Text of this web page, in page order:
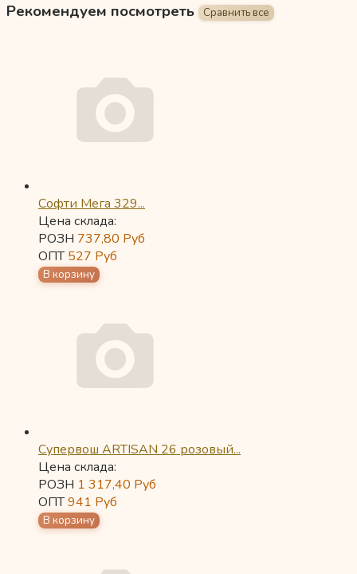
Рекомендуем посмотреть
Софти Мега 329...
Цена склада:
РОЗН 737,80 Руб
ОПТ527 Руб
Супервош ARTISAN 26 розовый...
Цена склада:
РОЗН 1 317,40 Руб
ОПТ941 Руб